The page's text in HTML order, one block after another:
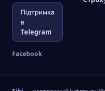
Підтримка
в
Telegram
Facebook